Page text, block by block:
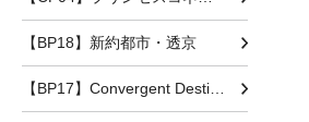
【BP18】新約都市・透京